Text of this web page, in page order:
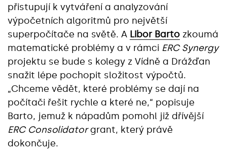
přistupují k vytváření a analyzování
výpočetních algoritmů pro největší
superpočítače na světě. A Libor Barto zkoumá
matematické problémy a v rámci ERC Synergy
projektu se bude s kolegy z Vídně a Drážďan
snažit lépe pochopit složitost výpočtů.
„Chceme vědět, které problémy se dají na
počítači řešit rychle a které ne,“ popisuje
Barto, jemuž k nápadům pomohl již dřívější
ERC Consolidatorgrant, který právě
dokončuje.